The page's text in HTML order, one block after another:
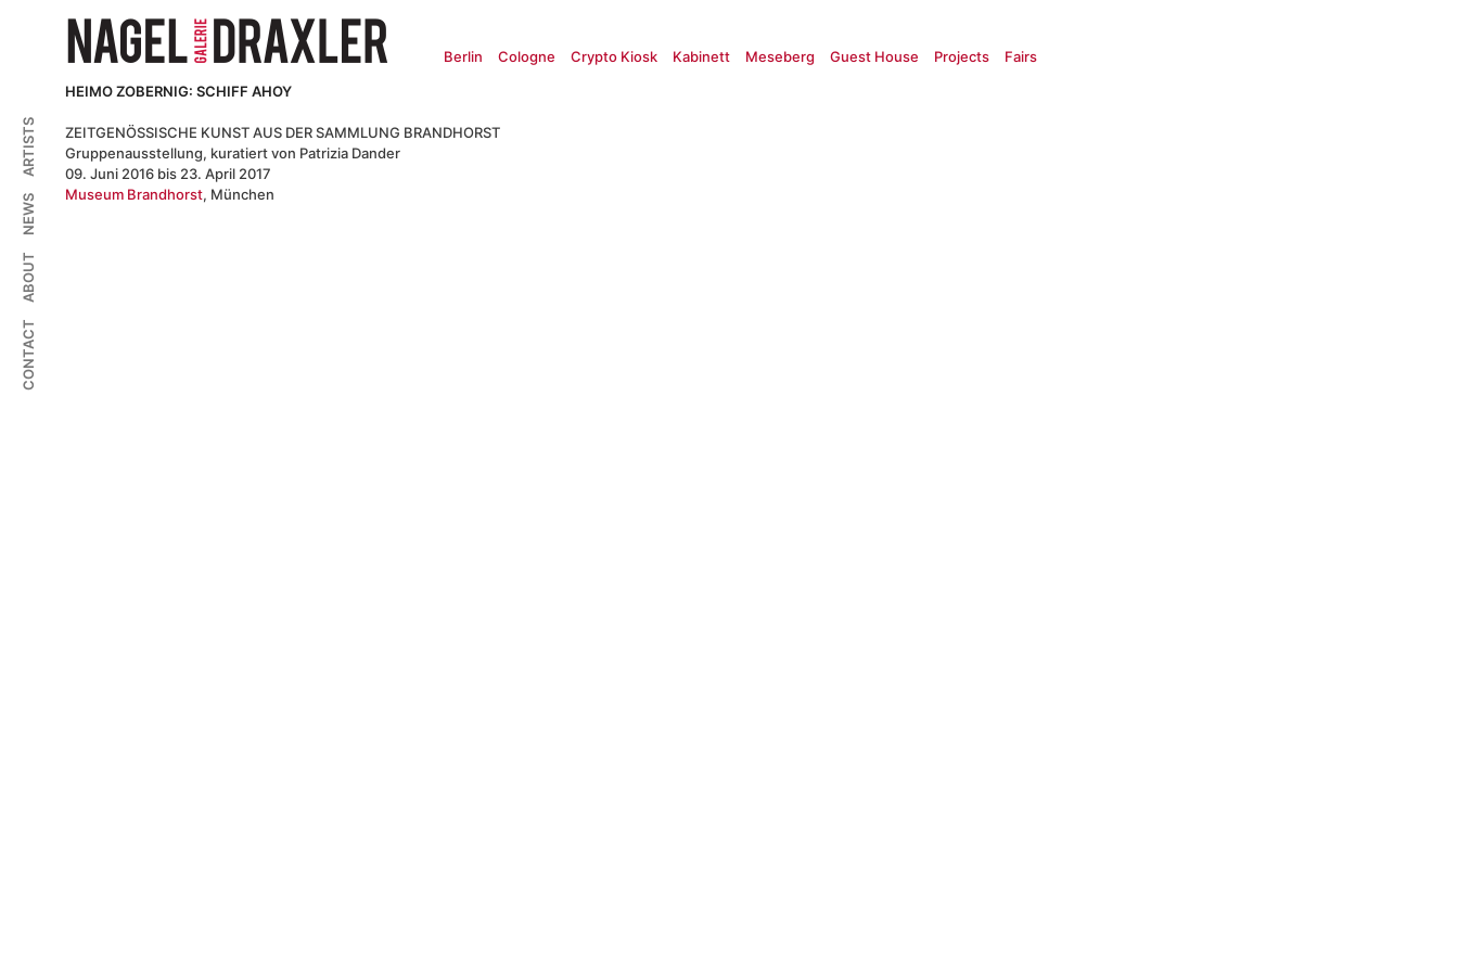
Berlin Cologne Crypto Kiosk Kabinett Meseberg Guest House Projects Fairs
CONTACT
ABOUT
NEWS
ARTISTS
HEIMO ZOBERNIG: SCHIFF AHOY
ZEITGENÖSSISCHE KUNST AUS DER SAMMLUNG BRANDHORST
Gruppenausstellung, kuratiert von Patrizia Dander
09. Juni 2016 bis 23. April 2017
Museum Brandhorst, München